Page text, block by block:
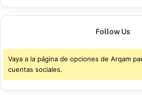
Follow Us
Vaya a la página de opciones de Arqam
cuentas sociales.